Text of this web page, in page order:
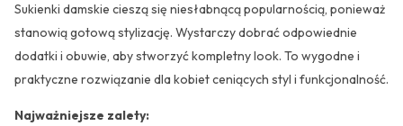
Sukienki damskie cieszą się niesłabnącą popularnością, ponieważ
stanowią gotową stylizację. Wystarczy dobrać odpowiednie
dodatki i obuwie, aby stworzyć kompletny look. To wygodne i
praktyczne rozwiązanie dla kobiet ceniących styl i funkcjonalność.
Najważniejsze zalety: